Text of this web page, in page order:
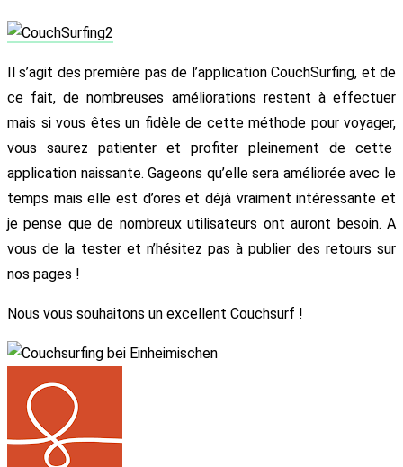
Il s’agit des première pas de l’application CouchSurfing, et de
ce fait, de nombreuses améliorations restent à effectuer
mais si vous êtes un fidèle de cette méthode pour voyager,
vous saurez patienter et profiter pleinement de cette
application naissante. Gageons qu’elle sera améliorée avec le
temps mais elle est d’ores et déjà vraiment intéressante et
je pense que de nombreux utilisateurs ont auront besoin. A
vous de la tester et n’hésitez pas à publier des retours sur
nos pages !
Nous vous souhaitons un excellent Couchsurf !